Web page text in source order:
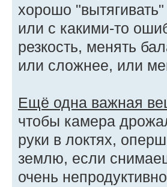
хорошо
или с какими-то
резкость, менять
или сложнее, или
Ещё одна важная
чтобы камера
руки в локтях,
землю, если
очень